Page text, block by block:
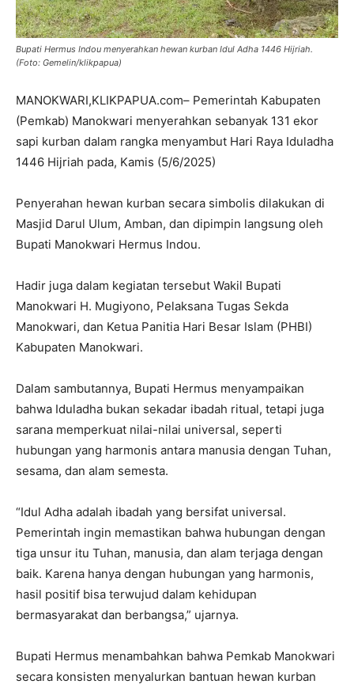
Bupati Hermus Indou menyerahkan hewan kurban Idul Adha 1446 Hijriah.
(Foto: Gemelin/klikpapua)
MANOKWARI,KLIKPAPUA.com– Pemerintah Kabupaten
(Pemkab) Manokwari menyerahkan sebanyak 131 ekor
sapi kurban dalam rangka menyambut Hari Raya Iduladha
1446 Hijriah pada, Kamis (5/6/2025)
Penyerahan hewan kurban secara simbolis dilakukan di
Masjid Darul Ulum, Amban, dan dipimpin langsung oleh
Bupati Manokwari Hermus Indou.
Hadir juga dalam kegiatan tersebut Wakil Bupati
Manokwari H. Mugiyono, Pelaksana Tugas Sekda
Manokwari, dan Ketua Panitia Hari Besar Islam (PHBI)
Kabupaten Manokwari.
Dalam sambutannya, Bupati Hermus menyampaikan
bahwa Iduladha bukan sekadar ibadah ritual, tetapi juga
sarana memperkuat nilai-nilai universal, seperti
hubungan yang harmonis antara manusia dengan Tuhan,
sesama, dan alam semesta.
“Idul Adha adalah ibadah yang bersifat universal.
Pemerintah ingin memastikan bahwa hubungan dengan
tiga unsur itu Tuhan, manusia, dan alam terjaga dengan
baik. Karena hanya dengan hubungan yang harmonis,
hasil positif bisa terwujud dalam kehidupan
bermasyarakat dan berbangsa,” ujarnya.
Bupati Hermus menambahkan bahwa Pemkab Manokwari
secara konsisten menyalurkan bantuan hewan kurban